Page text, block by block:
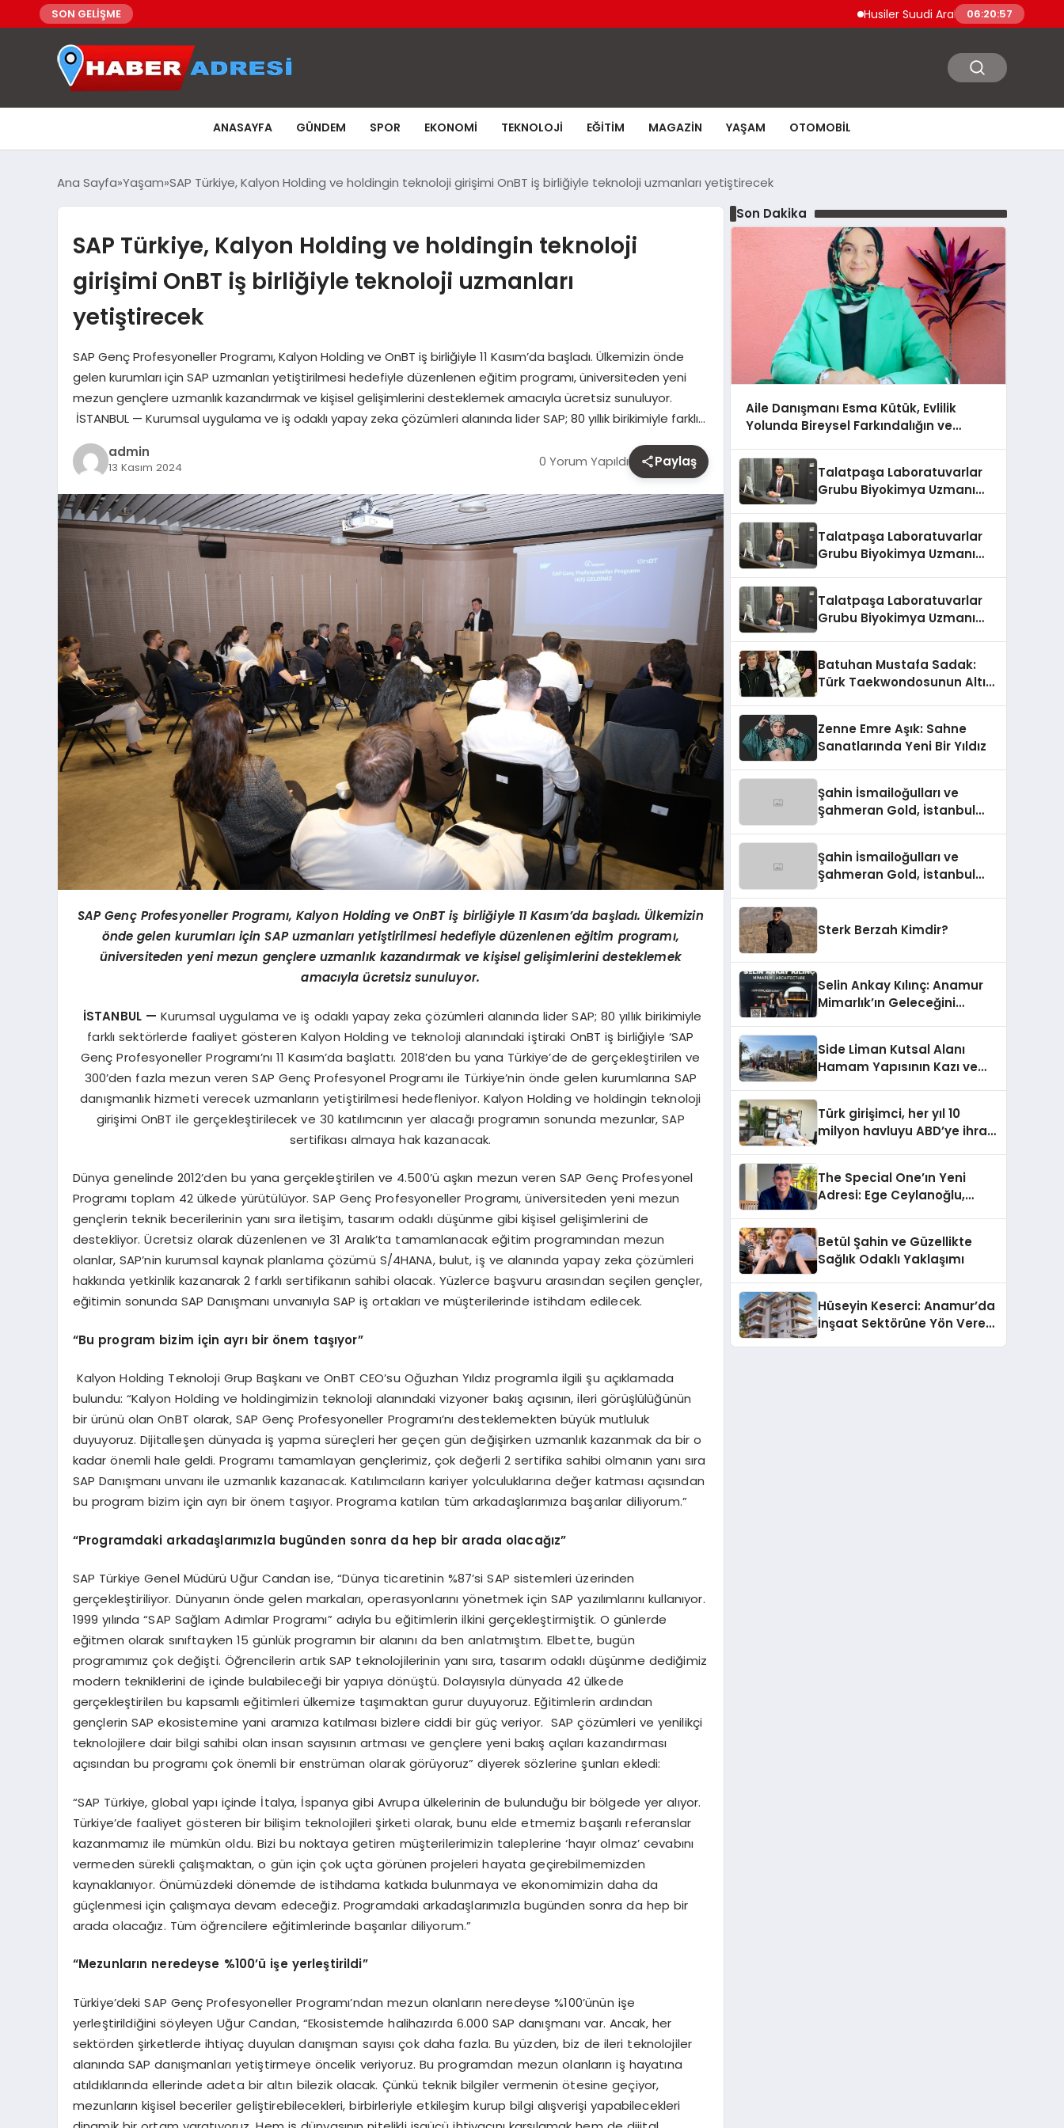
SON GELİŞME Husiler Suudi Arabistan Necran Havalimanı’na
06:20:58
ANASAYFA GÜNDEM SPOR EKONOMI TEKNOLOJI EĞITIM MAGAZIN YAŞAM OTOMOBIL
Ana Sayfa Yaşam SAP Türkiye, Kalyon Holding ve holdingin teknoloji girişimi OnBT iş birliğiyle teknoloji uzmanları yetiştirecek
SAP Türkiye, Kalyon Holding ve holdingin teknoloji
girişimi OnBT iş birliğiyle teknoloji uzmanları
yetiştirecek
SAP Genç Profesyoneller Programı, Kalyon Holding ve OnBT iş birliğiyle 11 Kasım’da başladı. Ülkemizin önde
gelen kurumları için SAP uzmanları yetiştirilmesi hedefiyle düzenlenen eğitim programı, üniversiteden yeni
mezun gençlere uzmanlık kazandırmak ve kişisel gelişimlerini desteklemek amacıyla ücretsiz sunuluyor.
İSTANBUL — Kurumsal uygulama ve iş odaklı yapay zeka çözümleri alanında lider SAP; 80 yıllık birikimiyle farklı…
admin
13 Kasım 2024 0 Yorum Yapıldı Paylaş
SAP Genç Profesyoneller Programı, Kalyon Holding ve OnBT iş birliğiyle 11 Kasım’da başladı. Ülkemizin
önde gelen kurumları için SAP uzmanları yetiştirilmesi hedefiyle düzenlenen eğitim programı,
üniversiteden yeni mezun gençlere uzmanlık kazandırmak ve kişisel gelişimlerini desteklemek
amacıyla ücretsiz sunuluyor.
İSTANBUL — Kurumsal uygulama ve iş odaklı yapay zeka çözümleri alanında lider SAP; 80 yıllık birikimiyle
farklı sektörlerde faaliyet gösteren Kalyon Holding ve teknoloji alanındaki iştiraki OnBT iş birliğiyle ‘SAP
Genç Profesyoneller Programı’nı 11 Kasım’da başlattı. 2018’den bu yana Türkiye’de de gerçekleştirilen ve
300’den fazla mezun veren SAP Genç Profesyonel Programı ile Türkiye’nin önde gelen kurumlarına SAP
danışmanlık hizmeti verecek uzmanların yetiştirilmesi hedefleniyor. Kalyon Holding ve holdingin teknoloji
girişimi OnBT ile gerçekleştirilecek ve 30 katılımcının yer alacağı programın sonunda mezunlar, SAP
sertifikası almaya hak kazanacak.
Dünya genelinde 2012’den bu yana gerçekleştirilen ve 4.500’ü aşkın mezun veren SAP Genç Profesyonel
Programı toplam 42 ülkede yürütülüyor. SAP Genç Profesyoneller Programı, üniversiteden yeni mezun
gençlerin teknik becerilerinin yanı sıra iletişim, tasarım odaklı düşünme gibi kişisel gelişimlerini de
destekliyor. Ücretsiz olarak düzenlenen ve 31 Aralık’ta tamamlanacak eğitim programından mezun
olanlar, SAP’nin kurumsal kaynak planlama çözümü S/4HANA, bulut, iş ve alanında yapay zeka çözümleri
hakkında yetkinlik kazanarak 2 farklı sertifikanın sahibi olacak. Yüzlerce başvuru arasından seçilen gençler,
eğitimin sonunda SAP Danışmanı unvanıyla SAP iş ortakları ve müşterilerinde istihdam edilecek.
“Bu program bizim için ayrı bir önem taşıyor”
Kalyon Holding Teknoloji Grup Başkanı ve OnBT CEO’su Oğuzhan Yıldız programla ilgili şu açıklamada
bulundu: “Kalyon Holding ve holdingimizin teknoloji alanındaki vizyoner bakış açısının, ileri görüşlülüğünün
bir ürünü olan OnBT olarak, SAP Genç Profesyoneller Programı’nı desteklemekten büyük mutluluk
duyuyoruz. Dijitalleşen dünyada iş yapma süreçleri her geçen gün değişirken uzmanlık kazanmak da bir o
kadar önemli hale geldi. Programı tamamlayan gençlerimiz, çok değerli 2 sertifika sahibi olmanın yanı sıra
SAP Danışmanı unvanı ile uzmanlık kazanacak. Katılımcıların kariyer yolculuklarına değer katması açısından
bu program bizim için ayrı bir önem taşıyor. Programa katılan tüm arkadaşlarımıza başarılar diliyorum.”
“Programdaki arkadaşlarımızla bugünden sonra da hep bir arada olacağız”
SAP Türkiye Genel Müdürü Uğur Candan ise, “Dünya ticaretinin %87’si SAP sistemleri üzerinden
gerçekleştiriliyor. Dünyanın önde gelen markaları, operasyonlarını yönetmek için SAP yazılımlarını kullanıyor.
1999 yılında “SAP Sağlam Adımlar Programı” adıyla bu eğitimlerin ilkini gerçekleştirmiştik. O günlerde
eğitmen olarak sınıftayken 15 günlük programın bir alanını da ben anlatmıştım. Elbette, bugün
programımız çok değişti. Öğrencilerin artık SAP teknolojilerinin yanı sıra, tasarım odaklı düşünme dediğimiz
modern tekniklerini de içinde bulabileceği bir yapıya dönüştü. Dolayısıyla dünyada 42 ülkede
gerçekleştirilen bu kapsamlı eğitimleri ülkemize taşımaktan gurur duyuyoruz. Eğitimlerin ardından
gençlerin SAP ekosistemine yani aramıza katılması bizlere ciddi bir güç veriyor. SAP çözümleri ve yenilikçi
teknolojilere dair bilgi sahibi olan insan sayısının artması ve gençlere yeni bakış açıları kazandırması
açısından bu programı çok önemli bir enstrüman olarak görüyoruz” diyerek sözlerine şunları ekledi:
“SAP Türkiye, global yapı içinde İtalya, İspanya gibi Avrupa ülkelerinin de bulunduğu bir bölgede yer alıyor.
Türkiye’de faaliyet gösteren bir bilişim teknolojileri şirketi olarak, bunu elde etmemiz başarılı referanslar
kazanmamız ile mümkün oldu. Bizi bu noktaya getiren müşterilerimizin taleplerine ‘hayır olmaz’ cevabını
vermeden sürekli çalışmaktan, o gün için çok uçta görünen projeleri hayata geçirebilmemizden
kaynaklanıyor. Önümüzdeki dönemde de istihdama katkıda bulunmaya ve ekonomimizin daha da
güçlenmesi için çalışmaya devam edeceğiz. Programdaki arkadaşlarımızla bugünden sonra da hep bir
arada olacağız. Tüm öğrencilere eğitimlerinde başarılar diliyorum.”
“Mezunların neredeyse %100’ü işe yerleştirildi”
Türkiye’deki SAP Genç Profesyoneller Programı’ndan mezun olanların neredeyse %100’ünün işe
yerleştirildiğini söyleyen Uğur Candan, “Ekosistemde halihazırda 6.000 SAP danışmanı var. Ancak, her
sektörden şirketlerde ihtiyaç duyulan danışman sayısı çok daha fazla. Bu yüzden, biz de ileri teknolojiler
alanında SAP danışmanları yetiştirmeye öncelik veriyoruz. Bu programdan mezun olanların iş hayatına
atıldıklarında ellerinde adeta bir altın bilezik olacak. Çünkü teknik bilgiler vermenin ötesine geçiyor,
mezunların kişisel beceriler geliştirebilecekleri, birbirleriyle etkileşim kurup bilgi alışverişi yapabilecekleri
Son Dakika
Aile Danışmanı Esma Kütük, Evlilik
Yolunda Bireysel Farkındalığın ve
Talatpaşa Laboratuvarlar
Grubu Biyokimya Uzmanı
Talatpaşa Laboratuvarlar
Grubu Biyokimya Uzmanı
Talatpaşa Laboratuvarlar
Grubu Biyokimya Uzmanı
Batuhan Mustafa Sadak:
Türk Taekwondosunun Altın
Zenne Emre Aşık: Sahne
Sanatlarında Yeni Bir Yıldız
Şahin İsmailoğulları ve
Şahmeran Gold, İstanbul
Şahin İsmailoğulları ve
Şahmeran Gold, İstanbul
Sterk Berzah Kimdir?
Selin Ankay Kılınç: Anamur
Mimarlık’ın Geleceğini
Side Liman Kutsal Alanı
Hamam Yapısının Kazı ve
Katkılarıyla Tamamlandı
Türk girişimci, her yıl 10
milyon havluyu ABD’ye ihraç
The Special One’ın Yeni
Adresi: Ege Ceylanoğlu,
Geldi!
Betül Şahin ve Güzellikte
Sağlık Odaklı Yaklaşımı
Hüseyin Keserci: Anamur’da
İnşaat Sektörüne Yön Veren